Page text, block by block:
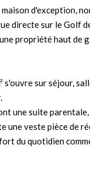
d'exception,
directe sur le Golf
propriété haut de
s'ouvre sur séjour,
une suite
veste pièce de
du quotidien